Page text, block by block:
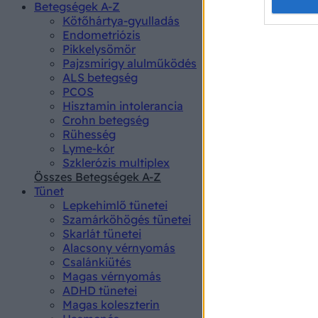
Betegségek A-Z
Kötőhártya-gyulladás
Endometriózis
Pikkelysömör
Pajzsmirigy alulműködés
ALS betegség
PCOS
Hisztamin intolerancia
Crohn betegség
Rühesség
Lyme-kór
Szklerózis multiplex
Összes Betegségek A-Z
Tünet
Lepkehimlő tünetei
Szamárköhögés tünetei
Skarlát tünetei
Alacsony vérnyomás
Csalánkiütés
Magas vérnyomás
ADHD tünetei
Magas koleszterin